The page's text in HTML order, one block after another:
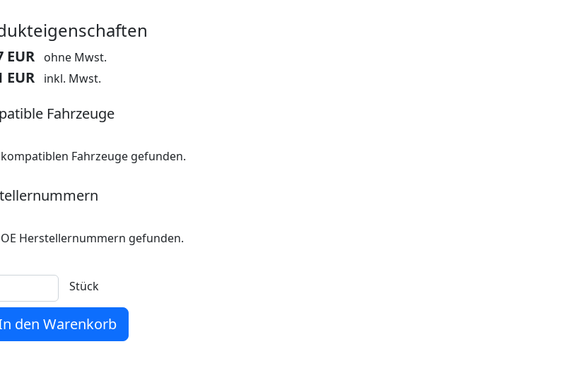
EUR ohne Mwst.
EUR inkl. Mwst.
Fahrzeuge
Fahrzeuge gefunden.
Herstellernummern gefunden.
Stück
den Warenkorb